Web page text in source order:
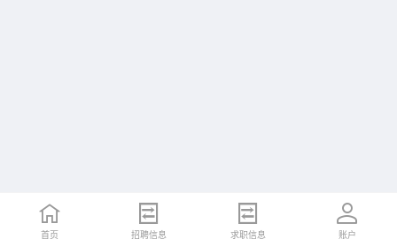
首页 招聘信息 求职信息 账户